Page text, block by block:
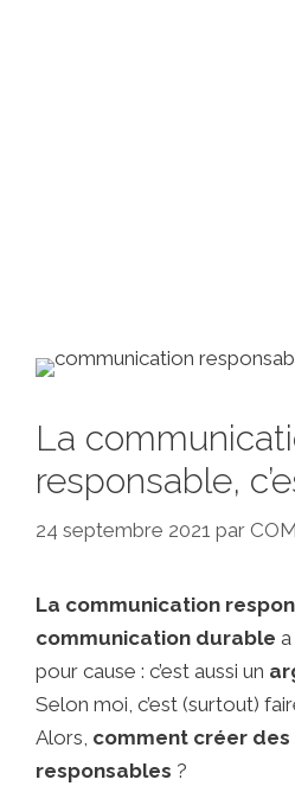
La
responsable,
24 septembre 2021 par
La communication
communication durable
pour cause : c’est aussi un
Selon moi, c’est (surtout)
Alors, comment créer
responsables ?